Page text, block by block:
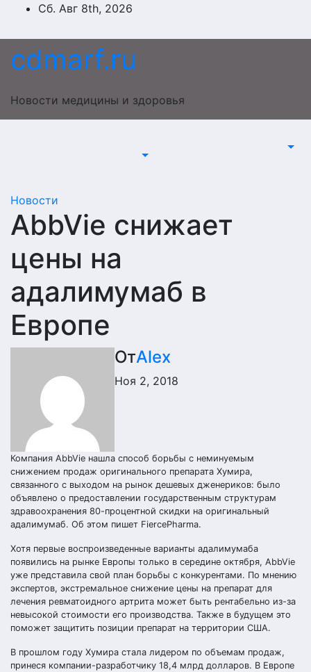
Перейти
содержимому
Сб. Авг 8th, 2026
cdmarf.ru
Новости медицины и здоровья
Новости
AbbVie снижает
цены на
адалимумаб в
Европе
ОтAlex
Ноя 2, 2018
Компания AbbVie нашла способ борьбы с неминуемым
снижением продаж оригинального препарата Хумира,
связанного с выходом на рынок дешевых дженериков: было
объявлено о предоставлении государственным структурам
здравоохранения 80-процентной скидки на оригинальный
адалимумаб. Об этом пишет FiercePharma.
Хотя первые воспроизведенные варианты адалимумаба
появились на рынке Европы только в середине октября, AbbVie
уже представила свой план борьбы с конкурентами. По мнению
экспертов, экстремальное снижение цены на препарат для
лечения ревматоидного артрита может быть рентабельно из-за
невысокой стоимости его производства. Также в будущем это
поможет защитить позиции препарат на территории США.
В прошлом году Хумира стала лидером по объемам продаж,
принеся компании-разработчику 18,4 млрд долларов. В Европе